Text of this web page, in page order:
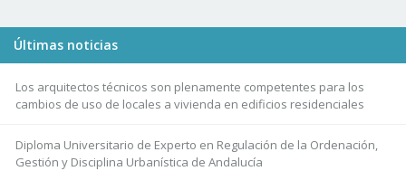
Últimas noticias
Los arquitectos técnicos son plenamente competentes para los
cambios de uso de locales a vivienda en edificios residenciales
Diploma Universitario de Experto en Regulación de la Ordenación,
Gestión y Disciplina Urbanística de Andalucía